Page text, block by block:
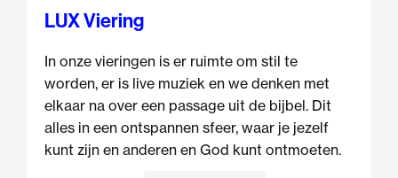
LUX Viering
In onze vieringen is er ruimte om stil te
worden, er is live muziek en we denken met
elkaar na over een passage uit de bijbel. Dit
alles in een ontspannen sfeer, waar je jezelf
kunt zijn en anderen en God kunt ontmoeten.